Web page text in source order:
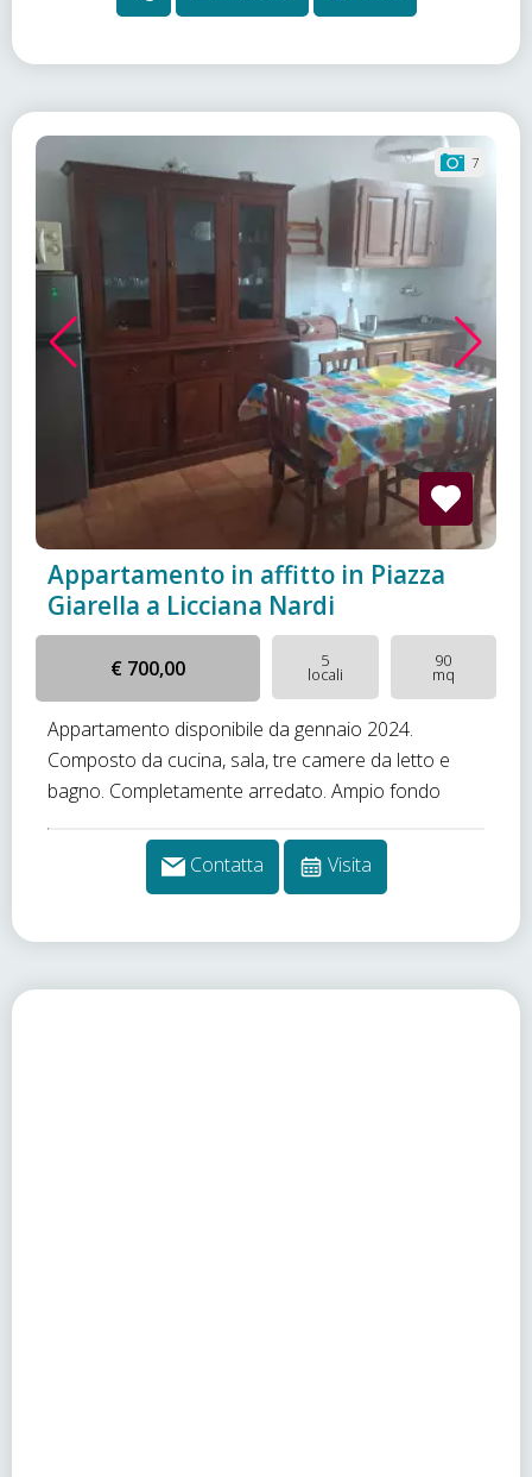
7
Appartamento in affitto in Piazza
Giarella a Licciana Nardi
€ 700,00 5
locali
90
mq
Appartamento disponibile da gennaio 2024.
Composto da cucina, sala, tre camere da letto e
bagno. Completamente arredato. Ampio fondo
Contatta Visita